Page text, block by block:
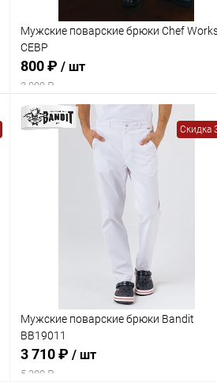
Мужские поварские брюки Chef
CEBP
800 ₽/ шт
2 000 ₽
Скидка
Мужские поварские брюки Bandit
BB19011
3 710 ₽/ шт
5 300 ₽